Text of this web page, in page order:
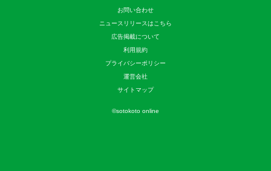
お問い合わせ
ニュースリリースはこちら
広告掲載について
利用規約
プライバシーポリシー
運営会社
サイトマップ
©sotokoto online